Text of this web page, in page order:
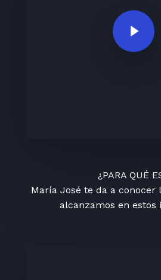
Play Video
¿PARA QUÉ
María José te da a conocer
alcanzamos en estos